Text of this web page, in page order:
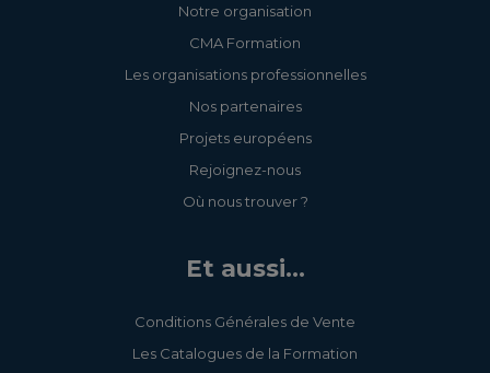
Notre organisation
CMA Formation
Les organisations professionnelles
Nos partenaires
Projets européens
Rejoignez-nous
Où nous trouver ?
Et aussi...
Conditions Générales de Vente
Les Catalogues de la Formation